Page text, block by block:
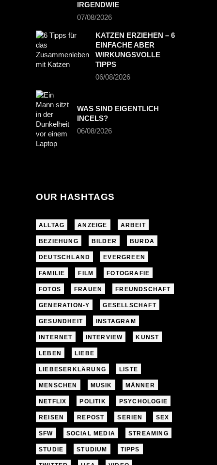
IRGENDWIE
07/08/2026
KATZEN ERZIEHEN – 6
EINFACHE ABER
WIRKUNGSVOLLE
TIPPS
06/08/2026
WAS SIND EIGENTLICH
INCELS?
06/08/2026
OUR HASHTAGS
ALLTAG ANZEIGE ARBEIT
BEZIEHUNG BILDER BURDA
DEUTSCHLAND EVERGREEN
FAMILIE FILM FOTOGRAFIE
FOTOS FRAUEN FREUNDSCHAFT
GENERATION-Y GESELLSCHAFT
GESUNDHEIT INSTAGRAM
INTERNET INTERVIEW KUNST
LEBEN LIEBE
LIEBESERKLÄRUNG LISTE
MENSCHEN MUSIK MÄNNER
NETFLIX POLITIK PSYCHOLOGIE
REISEN REPOST SERIEN SEX
SFW SOCIAL MEDIA STREAMING
STUDIE STUDIUM TIPPS